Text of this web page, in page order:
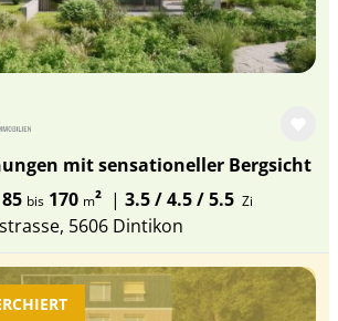
mit sensationeller Bergsicht
85 bis 170 m² | 3.5 / 4.5 / 5.5 Zi
5606 Dintikon